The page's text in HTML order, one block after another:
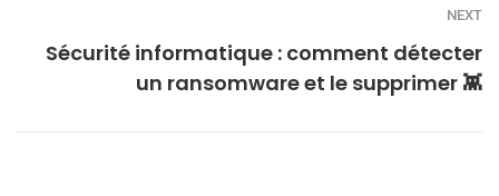
NEXT
Sécurité informatique : comment détecter
un ransomware et le supprimer 👾